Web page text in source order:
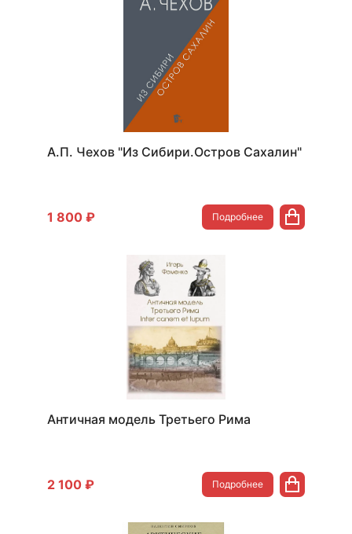
А.П. Чехов "Из Сибири.Остров Сахалин"
1 800 ₽ Подробнее
Античная модель Третьего Рима
2 100 ₽ Подробнее